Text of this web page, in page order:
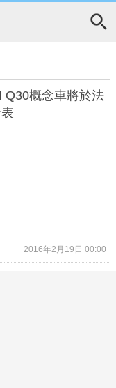
Q30概念車將於法
2016年2月19日 00:00